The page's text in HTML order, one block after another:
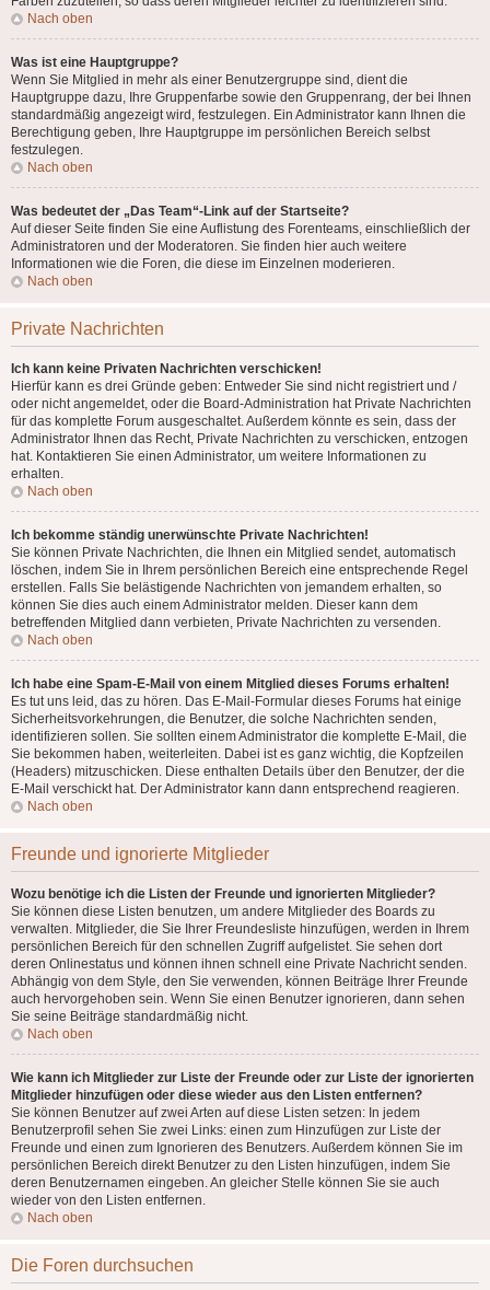
Nach oben
Was ist eine Hauptgruppe?
Wenn Sie Mitglied in mehr als einer Benutzergruppe sind, dient die
Hauptgruppe dazu, Ihre Gruppenfarbe sowie den Gruppenrang, der bei Ihnen
standardmäßig angezeigt wird, festzulegen. Ein Administrator kann Ihnen die
Berechtigung geben, Ihre Hauptgruppe im persönlichen Bereich selbst
festzulegen.
Nach oben
Was bedeutet der „Das Team“-Link auf der Startseite?
Auf dieser Seite finden Sie eine Auflistung des Forenteams, einschließlich der
Administratoren und der Moderatoren. Sie finden hier auch weitere
Informationen wie die Foren, die diese im Einzelnen moderieren.
Nach oben
Private Nachrichten
Ich kann keine Privaten Nachrichten verschicken!
Hierfür kann es drei Gründe geben: Entweder Sie sind nicht registriert und /
oder nicht angemeldet, oder die Board-Administration hat Private Nachrichten
für das komplette Forum ausgeschaltet. Außerdem könnte es sein, dass der
Administrator Ihnen das Recht, Private Nachrichten zu verschicken, entzogen
hat. Kontaktieren Sie einen Administrator, um weitere Informationen zu
erhalten.
Nach oben
Ich bekomme ständig unerwünschte Private Nachrichten!
Sie können Private Nachrichten, die Ihnen ein Mitglied sendet, automatisch
löschen, indem Sie in Ihrem persönlichen Bereich eine entsprechende Regel
erstellen. Falls Sie belästigende Nachrichten von jemandem erhalten, so
können Sie dies auch einem Administrator melden. Dieser kann dem
betreffenden Mitglied dann verbieten, Private Nachrichten zu versenden.
Nach oben
Ich habe eine Spam-E-Mail von einem Mitglied dieses Forums erhalten!
Es tut uns leid, das zu hören. Das E-Mail-Formular dieses Forums hat einige
Sicherheitsvorkehrungen, die Benutzer, die solche Nachrichten senden,
identifizieren sollen. Sie sollten einem Administrator die komplette E-Mail, die
Sie bekommen haben, weiterleiten. Dabei ist es ganz wichtig, die Kopfzeilen
(Headers) mitzuschicken. Diese enthalten Details über den Benutzer, der die
E-Mail verschickt hat. Der Administrator kann dann entsprechend reagieren.
Nach oben
Freunde und ignorierte Mitglieder
Wozu benötige ich die Listen der Freunde und ignorierten Mitglieder?
Sie können diese Listen benutzen, um andere Mitglieder des Boards zu
verwalten. Mitglieder, die Sie Ihrer Freundesliste hinzufügen, werden in Ihrem
persönlichen Bereich für den schnellen Zugriff aufgelistet. Sie sehen dort
deren Onlinestatus und können ihnen schnell eine Private Nachricht senden.
Abhängig von dem Style, den Sie verwenden, können Beiträge Ihrer Freunde
auch hervorgehoben sein. Wenn Sie einen Benutzer ignorieren, dann sehen
Sie seine Beiträge standardmäßig nicht.
Nach oben
Wie kann ich Mitglieder zur Liste der Freunde oder zur Liste der ignorierten
Mitglieder hinzufügen oder diese wieder aus den Listen entfernen?
Sie können Benutzer auf zwei Arten auf diese Listen setzen: In jedem
Benutzerprofil sehen Sie zwei Links: einen zum Hinzufügen zur Liste der
Freunde und einen zum Ignorieren des Benutzers. Außerdem können Sie im
persönlichen Bereich direkt Benutzer zu den Listen hinzufügen, indem Sie
deren Benutzernamen eingeben. An gleicher Stelle können Sie sie auch
wieder von den Listen entfernen.
Nach oben
Die Foren durchsuchen